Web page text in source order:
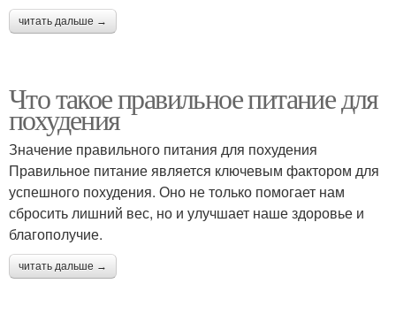
читать дальше →
Что такое правильное питание для
похудения
Значение правильного питания для похудения
Правильное питание является ключевым фактором для
успешного похудения. Оно не только помогает нам
сбросить лишний вес, но и улучшает наше здоровье и
благополучие.
читать дальше →